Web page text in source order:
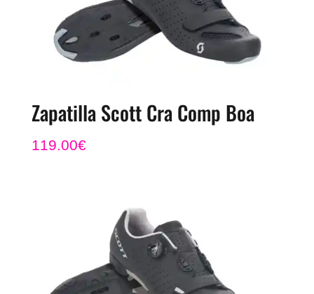
Zapatilla Scott Cra Comp Boa
119.00€